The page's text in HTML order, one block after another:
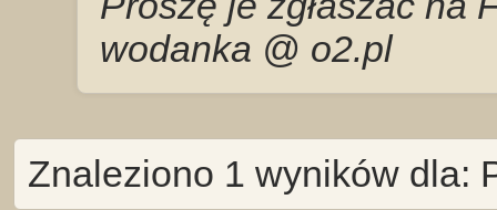
wodanka @ o2.pl
Znaleziono 1 wyników dla: